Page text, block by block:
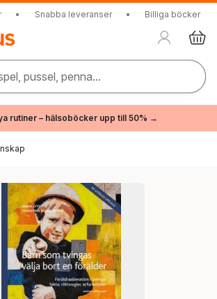
• Snabba leveranser • Billiga böcker
pussel, penna...
rutiner – hälsoböcker upp till 50% →